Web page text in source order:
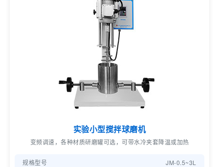
实验小型搅拌球磨机
变频调速，各种材质研磨罐可选，可带水冷夹套降温或加热
规格型号 JM-0.5~3L